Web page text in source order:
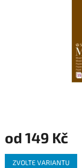
od 149 Kč
Měrná
cena:
ZVOLTE VARIANTU